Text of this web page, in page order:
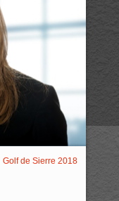
Golf de Sierre 2018